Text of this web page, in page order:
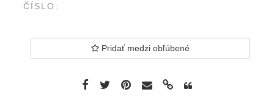
ČÍSLO:
Pridať medzi obľúbené